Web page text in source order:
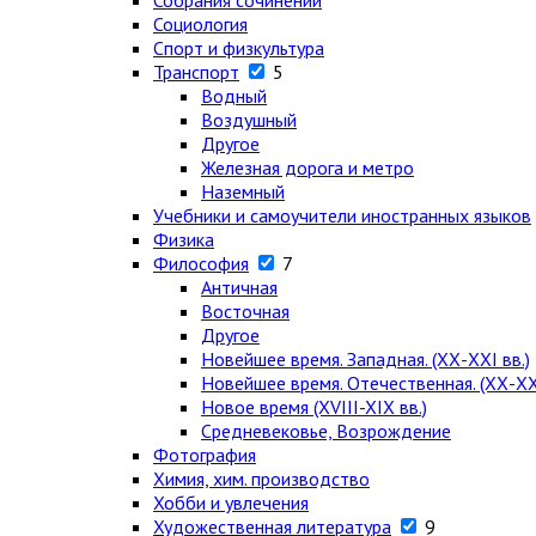
Социология
Спорт и физкультура
Транспорт
5
Водный
Воздушный
Другое
Железная дорога и метро
Наземный
Учебники и самоучители иностранных языков
Физика
Философия
7
Античная
Восточная
Другое
Новейшее время. Западная. (ХХ-ХХI вв.)
Новейшее время. Отечественная. (ХХ-
Новое время (XVIII-XIX вв.)
Средневековье, Возрождение
Фотография
Химия, хим. производство
Хобби и увлечения
Художественная литература
9